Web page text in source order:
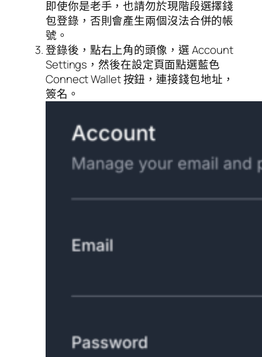
即使你是老手，也請勿於現階段選擇錢
包登錄，否則會產生兩個沒法合併的帳
號。
登錄後，點右上角的頭像，選 Account
Settings，然後在設定頁面點選藍色
Connect Wallet 按鈕，連接錢包地址，
簽名。